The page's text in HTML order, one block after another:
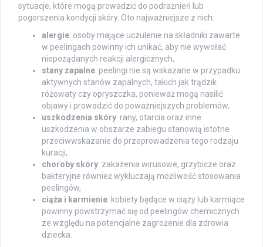
sytuacje, które mogą prowadzić do podrażnień lub
pogorszenia kondycji skóry. Oto najważniejsze z nich:
alergie: osoby mające uczulenie na składniki zawarte
w peelingach powinny ich unikać, aby nie wywołać
niepożądanych reakcji alergicznych,
stany zapalne: peelingi nie są wskazane w przypadku
aktywnych stanów zapalnych, takich jak trądzik
różowaty czy opryszczka, ponieważ mogą nasilić
objawy i prowadzić do poważniejszych problemów,
uszkodzenia skóry: rany, otarcia oraz inne
uszkodzenia w obszarze zabiegu stanowią istotne
przeciwwskazanie do przeprowadzenia tego rodzaju
kuracji,
choroby skóry: zakażenia wirusowe, grzybicze oraz
bakteryjne również wykluczają możliwość stosowania
peelingów,
ciąża i karmienie: kobiety będące w ciąży lub karmiące
powinny powstrzymać się od peelingów chemicznych
ze względu na potencjalne zagrożenie dla zdrowia
dziecka.